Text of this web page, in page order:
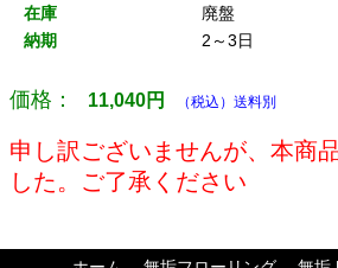
在庫
廃盤
納期
2～3日
価格： 11,040円 （税込）送料別
申し訳ございませんが、本商
した。ご了承ください